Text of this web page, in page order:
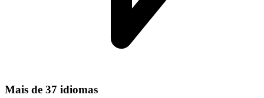
Mais de 37 idiomas